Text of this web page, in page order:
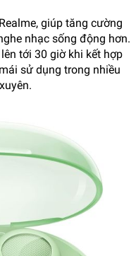
giúp tăng cường
nhạc sống động hơn.
tới 30 giờ khi kết hợp
sử dụng trong nhiều